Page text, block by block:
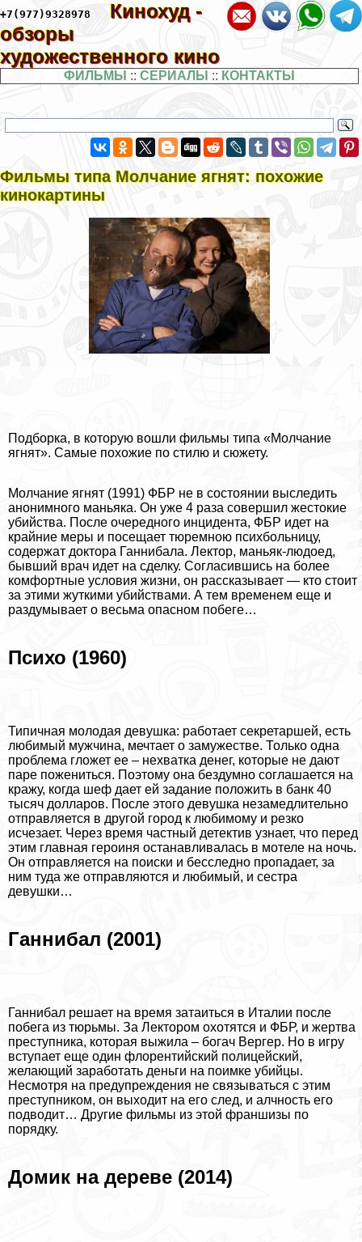
+7(977)9328978
Кинохуд -
обзоры
художественного кино
ФИЛЬМЫ :: СЕРИАЛЫ :: КОНТАКТЫ
Фильмы типа Молчание ягнят: похожие
кинокартины
Подборка, в которую вошли фильмы типа «Молчание
ягнят». Самые похожие по стилю и сюжету.
Молчание ягнят (1991) ФБР не в состоянии выследить
анонимного маньяка. Он уже 4 раза совершил жестокие
убийства. После очередного инцидента, ФБР идет на
крайние меры и посещает тюремною психбольницу,
содержат доктора Ганнибала. Лектор, маньяк-людоед,
бывший врач идет на сделку. Согласившись на более
комфортные условия жизни, он рассказывает — кто стоит
за этими жуткими убийствами. А тем временем еще и
раздумывает о весьма опасном побеге…
Психо (1960)
Типичная молодая дeвyшка: работает секретаршей, есть
любимый мужчина, мечтает о замужестве. Только одна
проблема гложет ее – нехватка денег, которые не дают
паре пожениться. Поэтому она бездумно соглашается на
кражу, когда шеф дает ей задание положить в банк 40
тысяч долларов. После этого дeвyшка незамедлительно
отправляется в другой город к любимому и резко
исчезает. Через время частный детектив узнает, что перед
этим главная героиня останавливалась в мотеле на ночь.
Он отправляется на поиски и бесследно пропадает, за
ним туда же отправляются и любимый, и сестра
дeвyшки…
Ганнибал (2001)
Ганнибал решает на время затаиться в Италии после
побега из тюрьмы. За Лектором охотятся и ФБР, и жертва
преступника, которая выжила – богач Вергер. Но в игру
вступает еще один флорентийский полицейский,
желающий заработать деньги на поимке убийцы.
Несмотря на предупреждения не связываться с этим
преступником, он выходит на его след, и алчность его
подводит… Другие фильмы из этой франшизы по
порядку.
Домик на дереве (2014)